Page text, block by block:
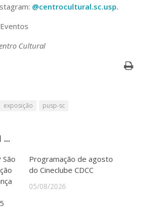
@centrocultural.sc.usp.
Cultural
exposição pusp-sc
...
Programação de agosto
do Cineclube CDCC
05/08/2026